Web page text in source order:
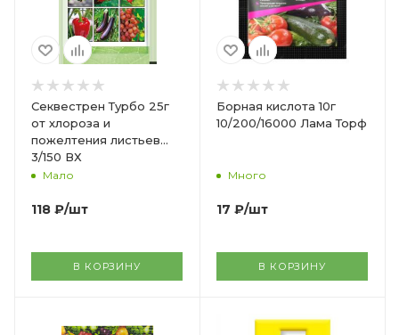
Секвестрен Турбо 25г
от хлороза и
пожелтения листьев
3/150 ВХ
Мало
118 ₽/шт
В КОРЗИНУ
Борная кислота 10г
10/200/16000 Лама Торф
Много
17 ₽/шт
В КОРЗИНУ